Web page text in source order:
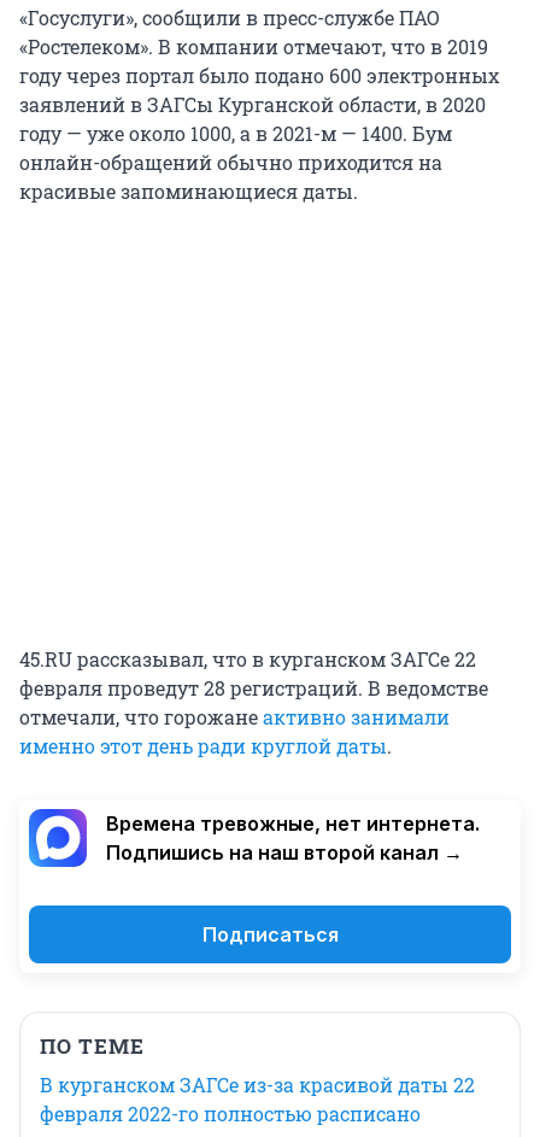
«Госуслуги», сообщили в пресс-службе ПАО
«Ростелеком». В компании отмечают, что в 2019
году через портал было подано 600 электронных
заявлений в ЗАГСы Курганской области, в 2020
году — уже около 1000, а в 2021-м — 1400. Бум
онлайн-обращений обычно приходится на
красивые запоминающиеся даты.
45.RU рассказывал, что в курганском ЗАГСе 22
февраля проведут 28 регистраций. В ведомстве
отмечали, что горожанеактивно занимали
именно этот день ради круглой даты.
Времена тревожные, нет интернета.
Подпишись на наш второй канал →
Подписаться
ПО ТЕМЕ
В курганском ЗАГСе из-за красивой даты 22
февраля 2022-го полностью расписано